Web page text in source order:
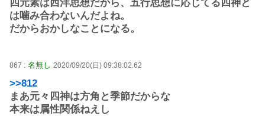
四元素は西洋思想だから、五行思想に応じてる四神と
は噛み合わないんだよね。
だからおかしなことになる。
867 : 名無し 2020/09/20(日) 09:38:02.62
>>812
まあ元々四神は方角と季節だからな
本来は属性関係ねえし